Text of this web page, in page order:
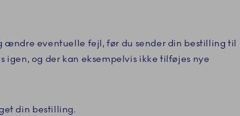
eventuelle fejl, før du sender din bestilling til
igen, og der kan eksempelvis ikke tilføjes nye
din bestilling.